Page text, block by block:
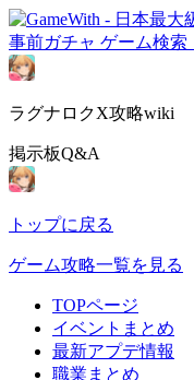
事前ガチャ ゲーム検索
ラグナロクX攻略wiki
掲示板Q&A
トップに戻る
ゲーム攻略一覧を見る
TOPページ
イベントまとめ
最新アプデ情報
職業まとめ